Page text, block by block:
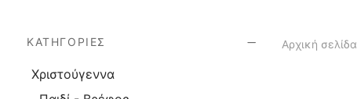
ΚΑΤΗΓΟΡΊΕΣ
Χριστούγεννα
Αρχική σελίδα